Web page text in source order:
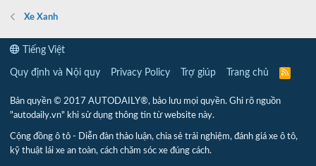
Xe Xanh
Tiếng Việt
Quy định và Nội quy Privacy Policy Trợ giúp Trang chủ
R
Bản quyền © 2017 AUTODAILY®, bảo lưu mọi quyền. Ghi rõ nguồn
"autodaily.vn" khi sử dụng thông tin từ website này.
Cộng đồng ô tô - Diễn đàn thảo luận, chia sẻ trải nghiệm, đánh giá xe ô tô,
kỹ thuật lái xe an toàn, cách chăm sóc xe đúng cách.